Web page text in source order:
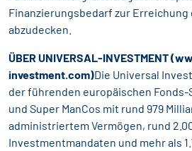
Finanzierungsbedarf zur Erreichung
abzudecken.
ÜBER UNIVERSAL-INVESTMENT (
investment.com)Die Universal
der führenden europäischen
und Super ManCos mit rund 979
administriertem Vermögen, rund
Investmentmandaten und mehr als